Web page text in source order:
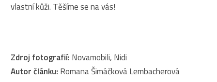
vlastní kůži. Těšíme se na vás!
Zdroj fotografií: Novamobili, Nidi
Autor článku: Romana Šimáčková Lembacherová